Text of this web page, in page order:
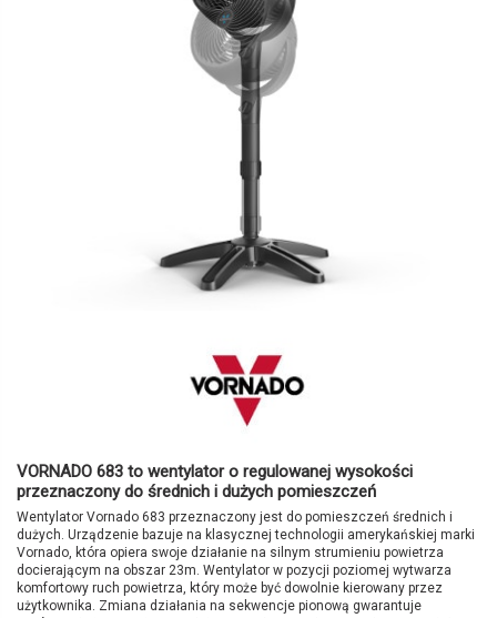
VORNADO 683 to wentylatoro regulowanej wysokości
przeznaczony do średnich i dużych pomieszczeń
Wentylator Vornado 683 przeznaczony jest do pomieszczeń średnich i
dużych. Urządzenie bazuje na klasycznej technologii amerykańskiej marki
Vornado, która opiera swoje działanie na silnym strumieniu powietrza
docierającym na obszar 23m. Wentylator w pozycji poziomej wytwarza
komfortowy ruch powietrza, który może być dowolnie kierowany przez
użytkownika. Zmiana działania na sekwencje pionową gwarantuje